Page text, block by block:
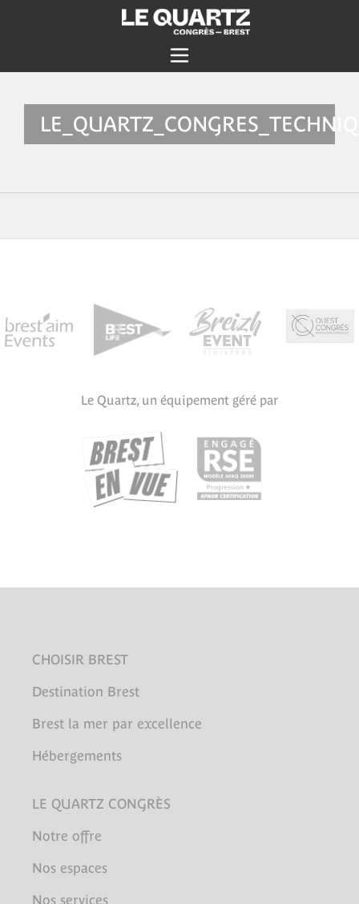
Le Quartz, un équipement géré par
CHOISIR BREST
Destination Brest
Brest la mer par excellence
Hébergements
LE QUARTZ CONGRÈS
Notre offre
Nos espaces
Nos services